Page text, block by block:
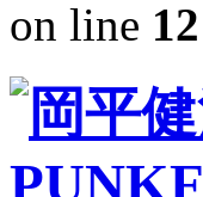
on line 12